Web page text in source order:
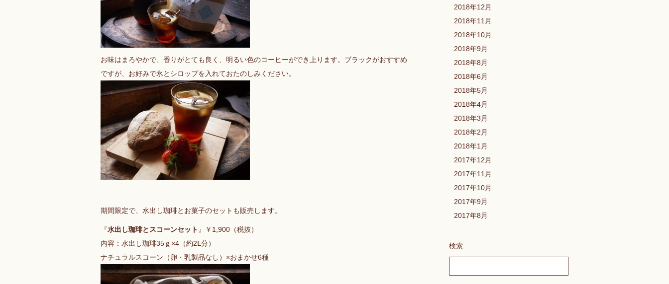
お味はまろやかで、香りがとても良く、明るい色のコーヒーができ上ります。ブラックがおすすめ
ですが、お好みで氷とシロップを入れておたのしみください。
期間限定で、水出し珈琲とお菓子のセットも販売します。
『水出し珈琲とスコーンセット 』￥1,900（税抜）
内容：水出し珈琲35ｇ×4（約2Ⅼ分）
ナチュラルスコーン（卵・乳製品なし）×おまかせ6種
2018年12月
2018年11月
2018年10月
2018年9月
2018年8月
2018年6月
2018年5月
2018年4月
2018年3月
2018年2月
2018年1月
2017年12月
2017年11月
2017年10月
2017年9月
2017年8月
検索